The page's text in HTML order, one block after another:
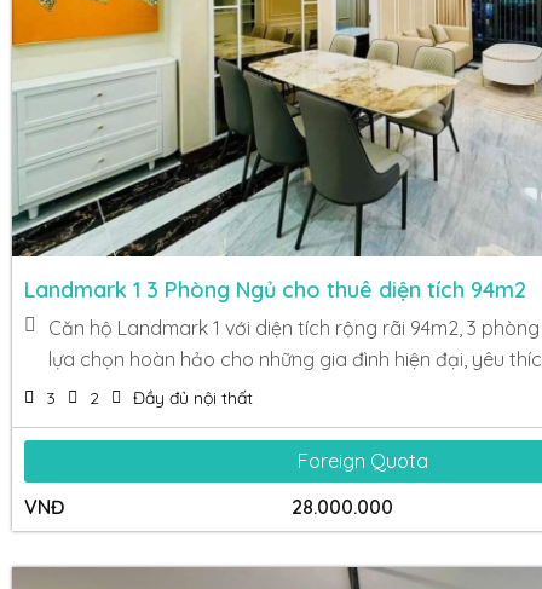
Landmark 1 3 Phòng Ngủ cho thuê diện tích 94m2
Căn hộ Landmark 1 với diện tích rộng rãi 94m2, 3
lựa chọn hoàn hảo cho những gia đình hiện đại, yêu
3 2 Đầy đủ nội thất
Foreign Quota
VNĐ
28.000.000